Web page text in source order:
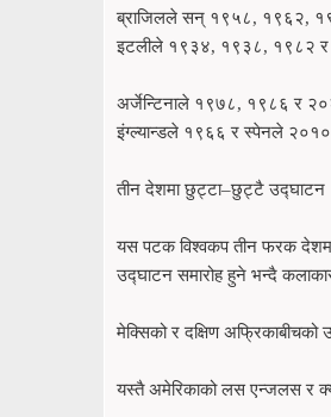
ब्राजिलले सन् १९५८, १९६२,
इटलीले १९३४, १९३८, १९८२ र
अर्जेन्टिनाले १९७८, १९८६ र
इंग्ल्यान्डले १९६६ र स्पेनले २०१०
तीन देशमा छुट्टा–छुट्टै उद्घाटन
यस पटक विश्वकप तीन फरक
उद्घाटन समारोह हुने भन्दै
मेक्सिको र दक्षिण
यस्तै अमेरिकाको लस एन्जलस र